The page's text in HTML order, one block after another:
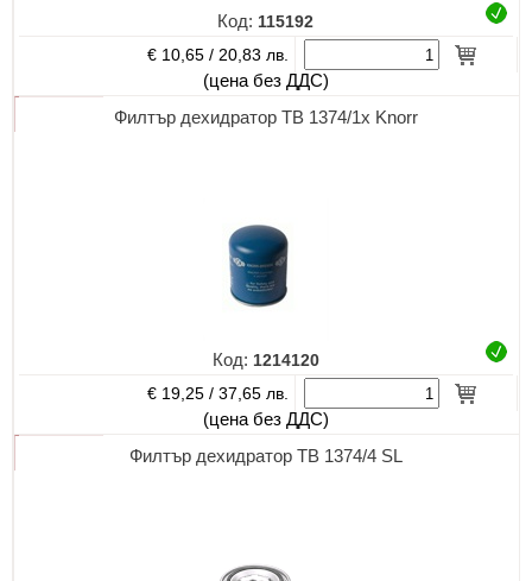
Код: 115192
€ 10,65 / 20,83 лв.
(цена без ДДС)
Филтър дехидратор TB 1374/1x Knorr
Код: 1214120
€ 19,25 /37,65 лв.
(цена без ДДС)
Филтър дехидратор TB 1374/4 SL